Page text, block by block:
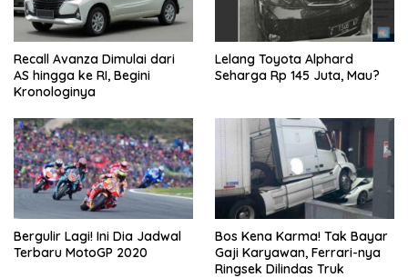
Recall Avanza Dimulai dari
AS hingga ke RI, Begini
Kronologinya
Lelang Toyota Alphard
Seharga Rp 145 Juta, Mau?
Bergulir Lagi! Ini Dia Jadwal
Terbaru MotoGP 2020
Bos Kena Karma! Tak Bayar
Gaji Karyawan, Ferrari-nya
Ringsek Dilindas Truk